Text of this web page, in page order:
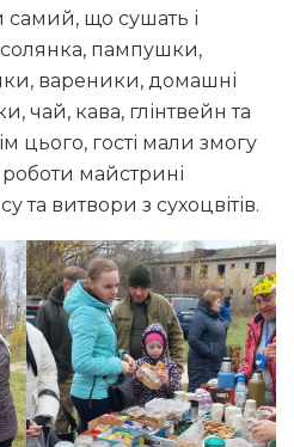
самий, що сушать і
пампушки,
вареники, домашні
чай, кава, глінтвейн та
цього, гості мали змогу
майстрині
та витвори з сухоцвітів.